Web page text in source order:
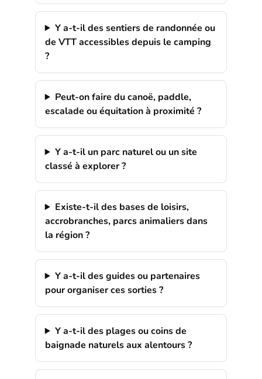
Y a-t-il des sentiers de randonnée ou
de VTT accessibles depuis le camping
?
Peut-on faire du canoë, paddle,
escalade ou équitation à proximité ?
Y a-t-il un parc naturel ou un site
classé à explorer ?
Existe-t-il des bases de loisirs,
accrobranches, parcs animaliers dans
la région ?
Y a-t-il des guides ou partenaires
pour organiser ces sorties ?
Y a-t-il des plages ou coins de
baignade naturels aux alentours ?